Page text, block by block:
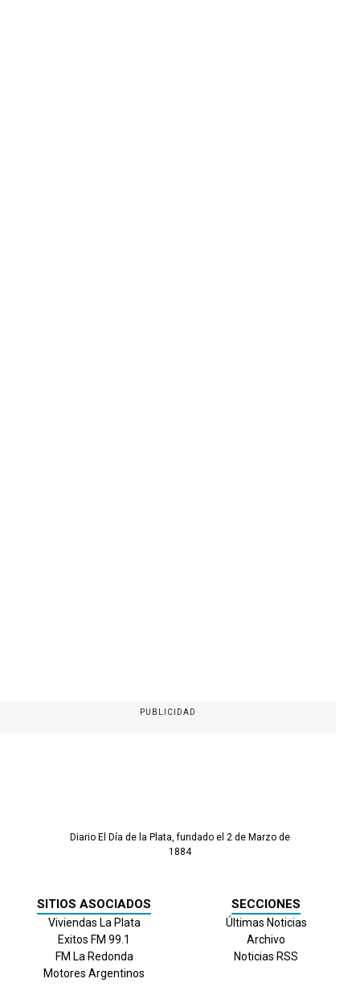
PUBLICIDAD
Diario El Día de la Plata, fundado el 2 de Marzo de
1884
SITIOS ASOCIADOS
Viviendas La Plata
Exitos FM 99.1
FM La Redonda
Motores Argentinos
SECCIONES
Últimas Noticias
Archivo
Noticias RSS